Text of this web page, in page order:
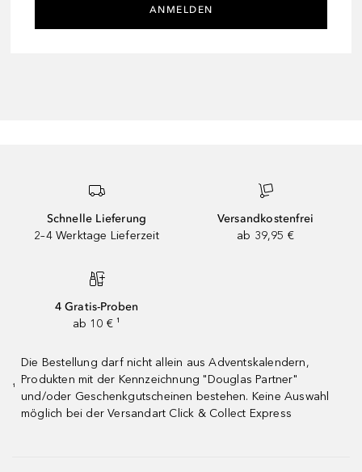
ANMELDEN
Schnelle Lieferung
2–4 Werktage Lieferzeit
Versandkostenfrei
ab 39,95 €
4 Gratis-Proben
ab 10 € ¹
¹
Die Bestellung darf nicht allein aus Adventskalendern,
Produkten mit der Kennzeichnung "Douglas Partner"
und/oder Geschenkgutscheinen bestehen. Keine Auswahl
möglich bei der Versandart Click & Collect Express